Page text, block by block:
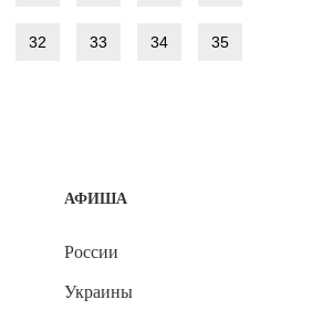
32 33 34 35
АФИША
России
Украины